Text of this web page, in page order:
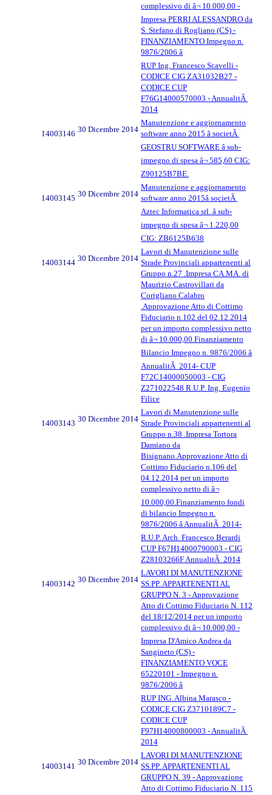
complessivo di â¬ 10.000,00 -
Impresa PERRI ALESSANDRO da
S. Stefano di Rogliano (CS) -
FINANZIAMENTO Impegno n.
9876/2006 â
RUP Ing. Francesco Scavelli -
CODICE CIG ZA31032B27 -
CODICE CUP
F76G14000570003 - AnnualitÃ
2014
14003146 30 Dicembre 2014
Manutenzione e aggiornamento
software anno 2015 â societÃ
GEOSTRU SOFTWARE â sub-
impegno di spesa â¬ 585,60 CIG:
Z90125B7BE.
14003145 30 Dicembre 2014
Manutenzione e aggiornamento
software anno 2015â societÃ
Aztec Informatica srl. â sub-
impegno di spesa â¬ 1.220,00
CIG: ZB6125B638
14003144 30 Dicembre 2014
Lavori di Manutenzione sulle
Strade Provinciali appartenenti al
Gruppo n.27 .Impresa CA.MA. di
Maurizio Castrovillari da
Corigliano Calabro
.Approvazione Atto di Cottimo
Fiduciario n.102 del 02.12.2014
per un importo complessivo netto
di â¬ 10.000,00.Finanziamento
Bilancio Impegno n. 9876/2006 â
AnnualitÃ 2014- CUP
F72C14000050003 - CIG
Z271022548 R.U.P. Ing. Eugenio
Filice
14003143 30 Dicembre 2014
Lavori di Manutenzione sulle
Strade Provinciali appartenenti al
Gruppo n.38 .Impresa Tortora
Damiano da
Bisignano.Approvazione Atto di
Cottimo Fiduciario n.106 del
04.12.2014 per un importo
complessivo netto di â¬
10.000,00.Finanziamento fondi
di bilancio Impegno n.
9876/2006 â AnnualitÃ 2014-
R.U.P. Arch. Francesco Berardi
CUP F67H14000790003 - CIG
Z28103266F AnnualitÃ 2014
14003142 30 Dicembre 2014
LAVORI DI MANUTENZIONE
SS.PP. APPARTENENTI AL
GRUPPO N. 3 - Approvazione
Atto di Cottimo Fiduciario N. 112
del 18/12/2014 per un importo
complessivo di â¬ 10.000,00 -
Impresa D'Amico Andrea da
Sangineto (CS) -
FINANZIAMENTO VOCE
65220101 - Impegno n.
9876/2006 â
RUP ING. Albina Marasco -
CODICE CIG Z3710189C7 -
CODICE CUP
F97H14000800003 - AnnualitÃ
2014
14003141 30 Dicembre 2014
LAVORI DI MANUTENZIONE
SS.PP. APPARTENENTI AL
GRUPPO N. 39 - Approvazione
Atto di Cottimo Fiduciario N. 115